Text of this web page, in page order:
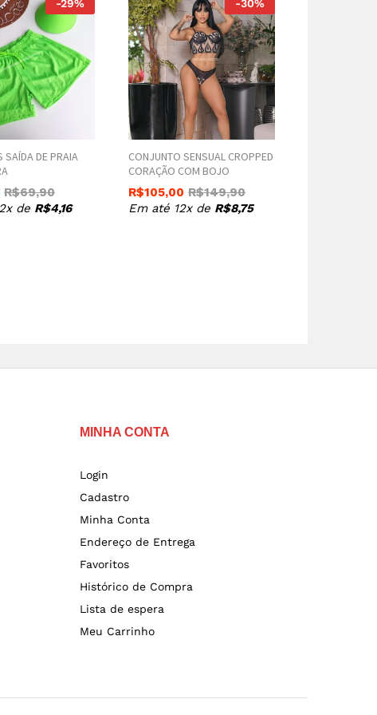
-29%
SAÍDA DE PRAIA
R$69,90
de R$4,16
-30%
CONJUNTO SENSUAL CROPPED
CORAÇÃO COM BOJO
R$105,00 R$149,90
Em até 12x de R$8,75
MINHA CONTA
Login
Cadastro
Minha Conta
Endereço de Entrega
Favoritos
Histórico de Compra
Lista de espera
Meu Carrinho